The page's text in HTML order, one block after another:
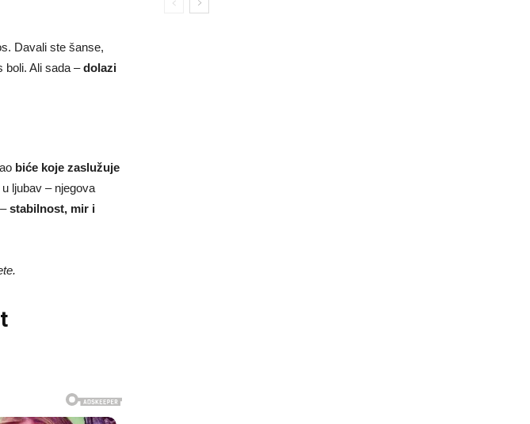
Davali ste šanse,
boli. Ali sada –dolazi
biće koje zaslužuje
ljubav – njegova
stabilnost, mir i